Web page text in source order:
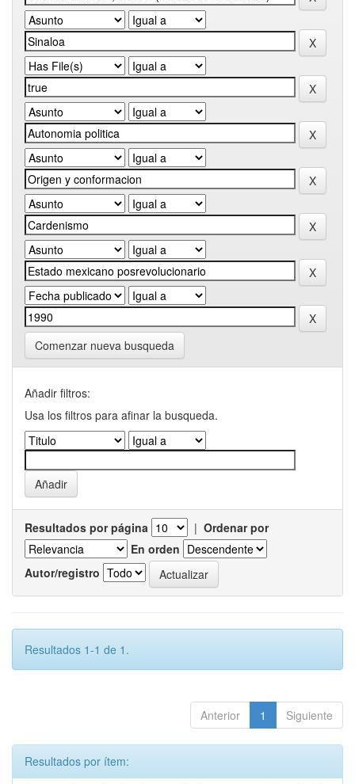
Comenzar nueva busqueda
Añadir filtros:
Usa los filtros para afinar la busqueda.
Resultados por página | Ordenar por
En orden
Autor/registro
Resultados 1-1 de 1.
Anterior 1 Siguiente
Resultados por ítem: